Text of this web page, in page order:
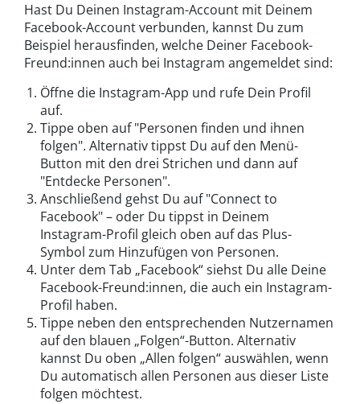
Hast Du Deinen Instagram-Account mit Deinem
Facebook-Account verbunden, kannst Du zum
Beispiel herausfinden, welche Deiner Facebook-
Freund:innen auch bei Instagram angemeldet sind:
Öffne die Instagram-App und rufe Dein Profil
auf.
Tippe oben auf "Personen finden und ihnen
folgen". Alternativ tippst Du auf den Menü-
Button mit den drei Strichen und dann auf
"Entdecke Personen".
Anschließend gehst Du auf "Connect to
Facebook" – oder Du tippst in Deinem
Instagram-Profil gleich oben auf das Plus-
Symbol zum Hinzufügen von Personen.
Unter dem Tab „Facebook“ siehst Du alle Deine
Facebook-Freund:innen, die auch ein Instagram-
Profil haben.
Tippe neben den entsprechenden Nutzernamen
auf den blauen „Folgen“-Button. Alternativ
kannst Du oben „Allen folgen“ auswählen, wenn
Du automatisch allen Personen aus dieser Liste
folgen möchtest.